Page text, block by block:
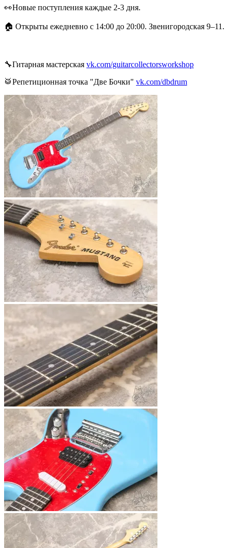
👀Новые поступления каждые 2-3 дня.
🏠 Открыты ежедневно с 14:00 до 20:00. Звенигородская 9–11.
🔧Гитарная мастерская vk.com/guitarcollectorsworkshop
🥁Репетиционная точка "Две Бочки" vk.com/dbdrum